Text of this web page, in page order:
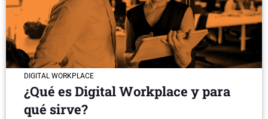
DIGITAL WORKPLACE
¿Qué es Digital Workplace y para
qué sirve?